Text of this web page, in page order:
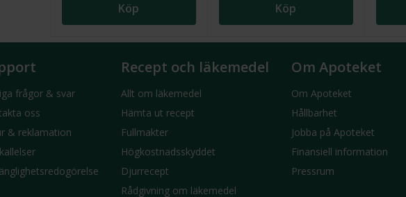
Köp Köp
frågor & svar
oss
& reklamation
Recept och läkemedel
Allt om läkemedel
Hämta ut recept
Fullmakter
Högkostnadsskyddet
Djurrecept
Rådgivning om läkemedel
Om Apoteket
Om Apoteket
Hållbarhet
Jobba på Apoteket
Finansiell information
Pressrum